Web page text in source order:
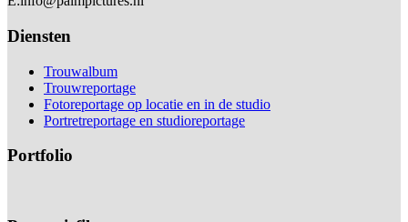
Diensten
Trouwalbum
Trouwreportage
Fotoreportage op locatie en in de studio
Portretreportage en studioreportage
Portfolio